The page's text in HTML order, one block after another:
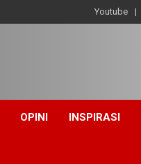
Youtube
OPINI INSPIRASI